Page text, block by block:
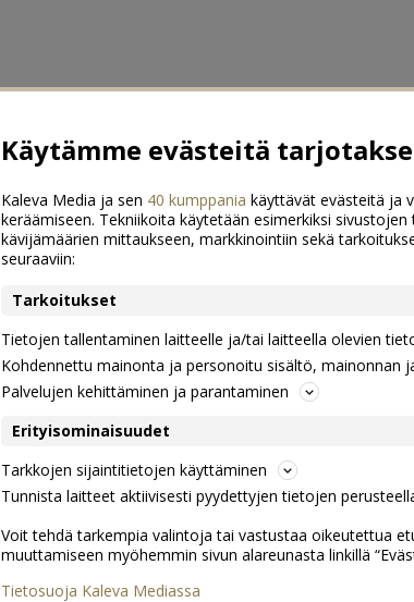
Käytämme evästeitä
Kaleva Media ja sen 40 kumppania käyttävät evästeitä ja
keräämiseen. Tekniikoita käytetään esimerkiksi
kävijämäärien mittaukseen, markkinointiin sekä
seuraaviin:
Tarkoitukset
Tietojen tallentaminen laitteelle ja/tai laitteella olevien
Kohdennettu mainonta ja personoitu sisältö, mainonnan
Palvelujen kehittäminen ja parantaminen
Erityisominaisuudet
Tarkkojen sijaintitietojen käyttäminen
Tunnista laitteet aktiivisesti pyydettyjen tietojen
Voit tehdä tarkempia valintoja tai vastustaa oikeutettua
muuttamiseen myöhemmin sivun alareunasta linkillä
Tietosuoja Kaleva Mediassa